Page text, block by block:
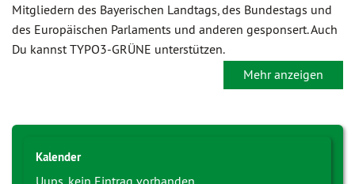
Mitgliedern des Bayerischen Landtags, des Bundestags und
des Europäischen Parlaments und anderen gesponsert. Auch
Du kannst TYPO3-GRÜNE unterstützen.
Mehr anzeigen
Kalender